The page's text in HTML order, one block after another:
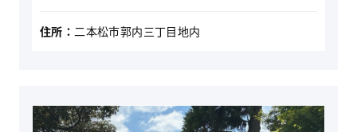
住所： 二本松市郭内三丁目地内